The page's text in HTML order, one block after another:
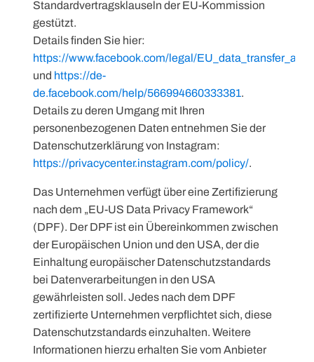
Standardvertragsklauseln der EU-Kommission
gestützt.
Details finden Sie hier:
https://www.facebook.com/legal/
und https://de-
de.facebook.com/help/566994660333381.
Details zu deren Umgang mit Ihren
personenbezogenen Daten entnehmen Sie der
Datenschutzerklärung von Instagram:
https://privacycenter.instagram.com/policy/.
Das Unternehmen verfügt über eine Zertifizierung
nach dem „EU-US Data Privacy Framework“
(DPF). Der DPF ist ein Übereinkommen zwischen
der Europäischen Union und den USA, der die
Einhaltung europäischer Datenschutzstandards
bei Datenverarbeitungen in den USA
gewährleisten soll. Jedes nach dem DPF
zertifizierte Unternehmen verpflichtet sich, diese
Datenschutzstandards einzuhalten. Weitere
Informationen hierzu erhalten Sie vom Anbieter